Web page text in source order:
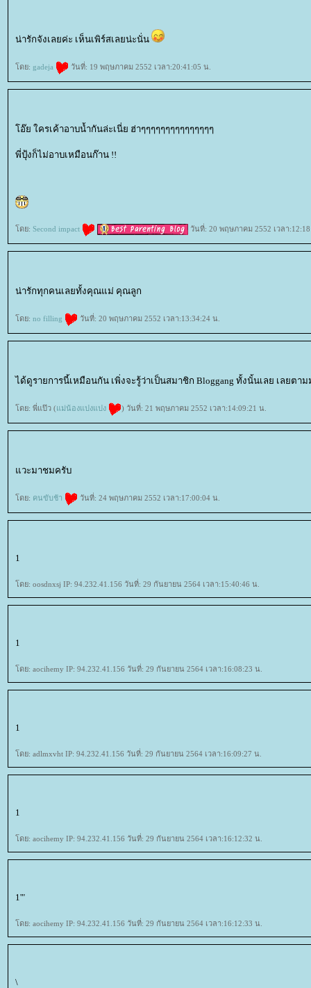
น่ารักจังเลยค่ะ เห็นเพิร์สเลยน่ะนั่น
ดย: gadeja วันที่: 19 พฤษภาคม 2552 เวลา:20:41:05 น.
อ๊ย ใครเค้าอาบน้ำกันล่ะเนี่ย ฮ่าๆๆๆๆๆๆๆๆๆๆๆๆๆๆๆ
พี่ปุ้งก็ไม่อาบเหมือนก๊าน !!
ดย: Second impact วันที่: 20 พฤษภาคม 2552 เวลา
น่ารักทุกคนเลยทั้งคุณแม่ คุณลูก
ดย: no filling วันที่: 20 พฤษภาคม 2552 เวลา:13:34:24 น.
ได้ดูรายการนี้เหมือนกัน เพิ่งจะรู้ว่าเป็นสมาชิก Bloggang ทั้งนั้นเลย เลยตา
ดย: พี่แป๊ว (ม่น้องแปงแปง ) วันที่: 21 พฤษภาคม 2552 เวลา:14:09:21 น.
วะมาชมครับ
ดย: คนขับช้า วันที่: 24 พฤษภาคม 2552 เวลา:17:00:04 น.
1
ดย: oosdnxsj IP: 94.232.41.156 วันที่: 29 กันยายน 2564 เวลา:15:40:46 น.
1
ดย: aocihemy IP: 94.232.41.156 วันที่: 29 กันยายน 2564 เวลา:16:08:23 น.
1
ดย: adlmxvht IP: 94.232.41.156 วันที่: 29 กันยายน 2564 เวลา:16:09:27 น.
1
ดย: aocihemy IP: 94.232.41.156 วันที่: 29 กันยายน 2564 เวลา:16:12:32 น.
1'"
ดย: aocihemy IP: 94.232.41.156 วันที่: 29 กันยายน 2564 เวลา:16:12:33 น.
\